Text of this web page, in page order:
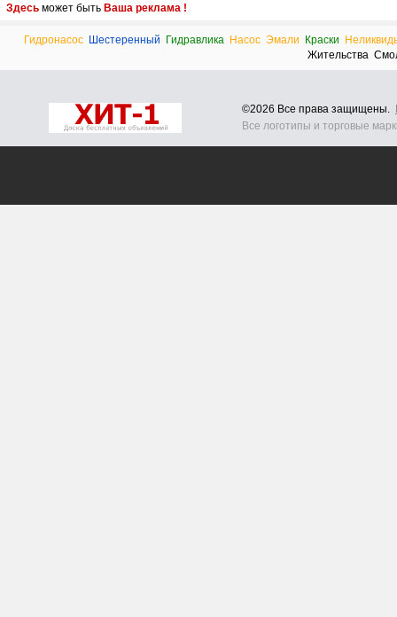
Здесь может быть Ваша реклама !
Гидронасос Шестеренный Гидравлика Насос Эмали Краски
Жительства
©2026 Все права защищены.
Все логотипы и торговые